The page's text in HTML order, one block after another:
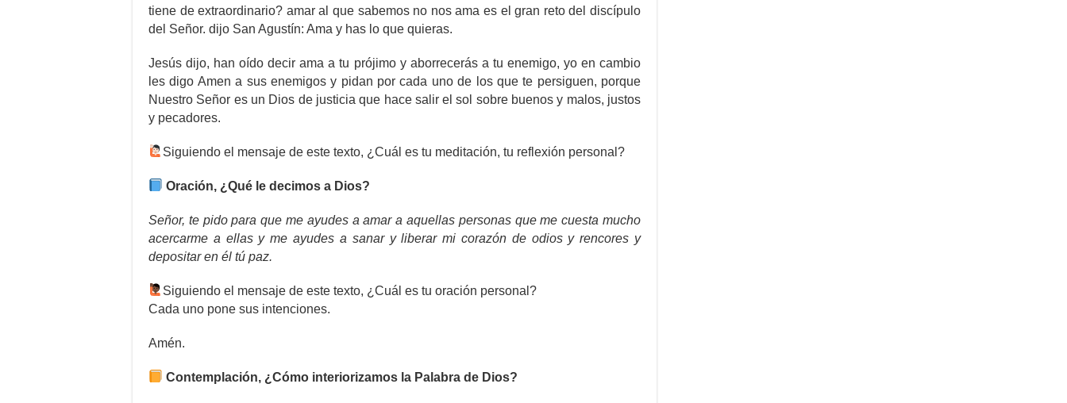
tiene de extraordinario? amar al que sabemos no nos ama es el gran reto del discípulo
del Señor. dijo San Agustín: Ama y has lo que quieras.
Jesús dijo, han oído decir ama a tu prójimo y aborrecerás a tu enemigo, yo en cambio
les digo Amen a sus enemigos y pidan por cada uno de los que te persiguen, porque
Nuestro Señor es un Dios de justicia que hace salir el sol sobre buenos y malos, justos
y pecadores.
Siguiendo el mensaje de este texto, ¿Cuál es tu meditación, tu reflexión personal?
Oración, ¿Qué le decimos a Dios?
Señor, te pido para que me ayudes a amar a aquellas personas que me cuesta mucho
acercarme a ellas y me ayudes a sanar y liberar mi corazón de odios y rencores y
depositar en él tú paz.
Siguiendo el mensaje de este texto, ¿Cuál es tu oración personal?
Cada uno pone sus intenciones.
Amén.
Contemplación, ¿Cómo interiorizamos la Palabra de Dios?